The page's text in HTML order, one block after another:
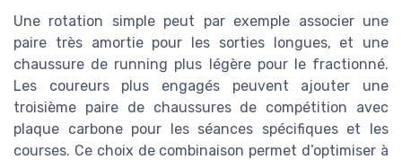
Une rotation simple peut par exemple associer une
paire très amortie pour les sorties longues, et une
chaussure de running plus légère pour le fractionné.
Les coureurs plus engagés peuvent ajouter une
troisième paire de chaussures de compétition avec
plaque carbone pour les séances spécifiques et les
courses. Ce choix de combinaison permet d’optimiser à